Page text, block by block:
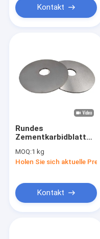
Kontakt
Rundes
Zementkarbidblatt
Wolframkarbid
Rundblatt
MOQ:1 kg
Holen Sie sich aktuelle Preis
Kontakt